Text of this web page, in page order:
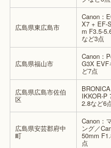
広島県東広島市
Canon：
X7 + EF-
m F3.5-
など3点
広島県福山市
Canon：
G3X EVF
ど7点
広島県広島市佐伯
区 IKKOR-P
2.8など6
広島県安芸郡府中
町
Canon：
ング／
50mm
点